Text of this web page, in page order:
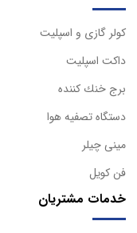
كولر گازی و اسپليت
داكت اسپليت
برج خنك كننده
دستگاه تصفيه هوا
مینی چیلر
فن کویل
خدمات مشتریان